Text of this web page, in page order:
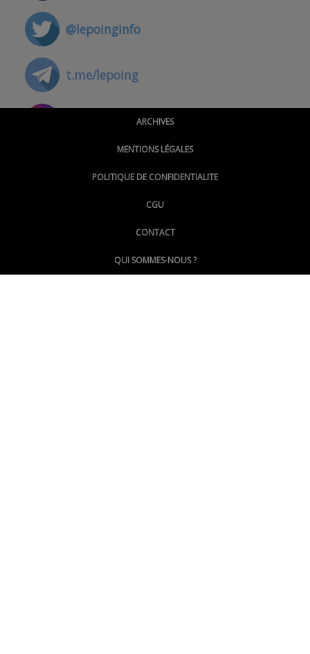
@lepoinginfo
t.me/lepoing
@montpellierpoinginfo
@LePoingMontpellier
ARCHIVES
MENTIONS LÉGALES
POLITIQUE DE CONFIDENTIALITE
CGU
CONTACT
QUI SOMMES-NOUS ?